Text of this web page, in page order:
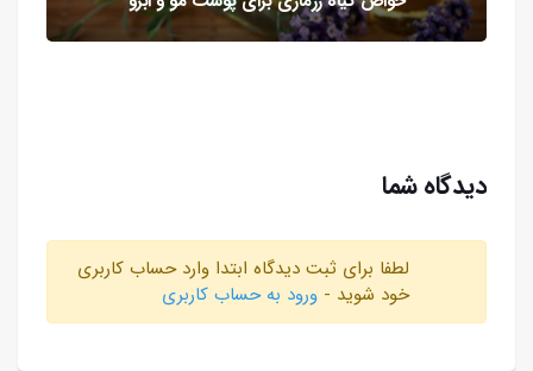
دیدگاه شما
لطفا برای ثبت دیدگاه ابتدا وارد حساب کاربری
خود شوید - ورود به حساب کاربری